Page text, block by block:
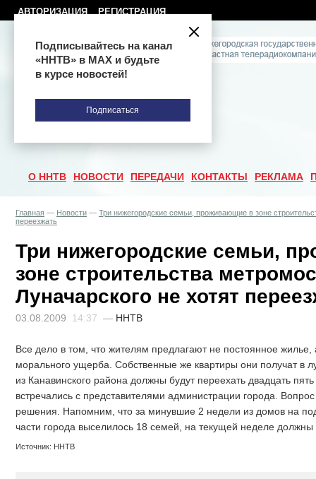
АВТОРИЗАЦИЯ РЕГИСТРАЦИЯ
О ННТВ НОВОСТИ ПЕРЕДАЧИ КОНТАКТЫ РЕКЛАМА
Главная — Новости — Три нижегородские семьи, проживающие в зоне
переезжать
Три нижегородские семьи,
зоне строительства
Луначарского не хотят
03.08.2009 14:37 — ННТВ
Все дело в том, что жителям предлагают не постоянное
морального ущерба. Собственные же квартиры они получат в
из Канавинского района должны будут переехать двадцать
встречались с представителями администрации города.
решения. Напомним, что за минувшие 2 недели из домов на
части города выселилось 18 семей, на текущей неделе
Источник: ННТВ
Подписывайтесь на канал
«ННТВ» в МАХ и будьте
в курсе новостей!
Подписаться